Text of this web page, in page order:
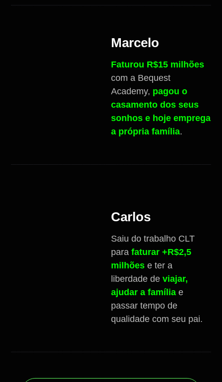
Marcelo
Faturou R$15 milhões
com a Bequest
Academy, pagou o
casamento dos seus
sonhos e hoje emprega
a própria família.
Carlos
Saiu do trabalho CLT
para faturar +R$2,5
milhões e ter a
liberdade de viajar,
ajudar a família e
passar tempo de
qualidade com seu pai.